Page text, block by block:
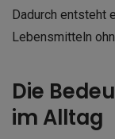
Dadurch entsteht
Lebensmitteln
Die
im Alltag